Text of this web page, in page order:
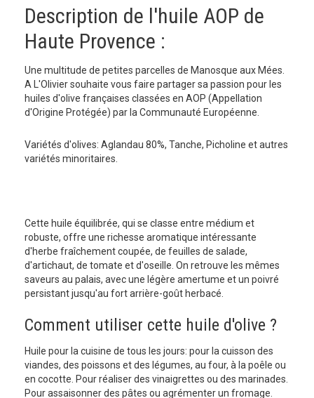
Description de l'huile AOP de
Haute Provence :
Une multitude de petites parcelles de Manosque aux Mées.
A L'Olivier souhaite vous faire partager sa passion pour les
huiles d'olive françaises classées en AOP (Appellation
d'Origine Protégée) par la Communauté Européenne.
Variétés d'olives: Aglandau 80%, Tanche, Picholine et autres
variétés minoritaires.
Cette huile équilibrée, qui se classe entre médium et
robuste, offre une richesse aromatique intéressante
d'herbe fraîchement coupée, de feuilles de salade,
d'artichaut, de tomate et d'oseille. On retrouve les mêmes
saveurs au palais, avec une légère amertume et un poivré
persistant jusqu'au fort arrière-goût herbacé.
Comment utiliser cette huile d'olive ?
Huile pour la cuisine de tous les jours: pour la cuisson des
viandes, des poissons et des légumes, au four, à la poêle ou
en cocotte. Pour réaliser des vinaigrettes ou des marinades.
Pour assaisonner des pâtes ou agrémenter un fromage.